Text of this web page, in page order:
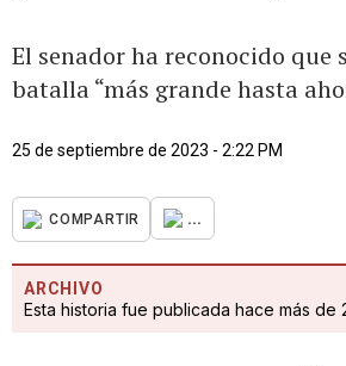
El senador ha reconocido que
batalla “más grande hasta
25 de septiembre de 2023 - 2:22 PM
COMPARTIR ...
ARCHIVO
Esta historia fue publicada hace más de